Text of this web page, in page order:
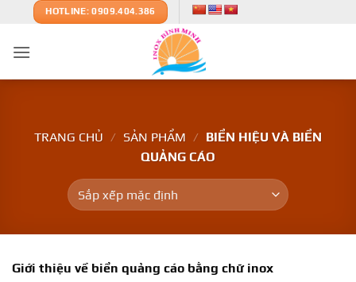
nội
HOTLINE: 0909.404.386
TRANG CHỦ / SẢN PHẨM / BIỂN HIỆU VÀ BIỂN
QUẢNG CÁO
Giới thiệu về biển quảng cáo bằng chữ inox